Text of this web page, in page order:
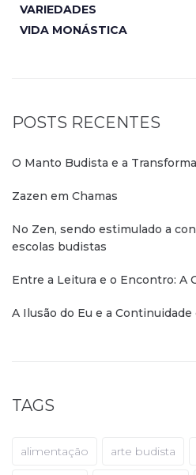
VARIEDADES
VIDA MONÁSTICA
POSTS RECENTES
O Manto Budista e a
Zazen em Chamas
No Zen, sendo estimulado a
escolas budistas
Entre a Leitura e o Encontro: A
A Ilusão do Eu e a Continuidade
TAGS
alimentação arte budista